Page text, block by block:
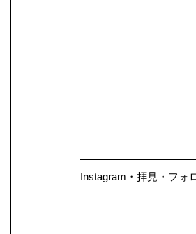
Instagram・拝見・フォ